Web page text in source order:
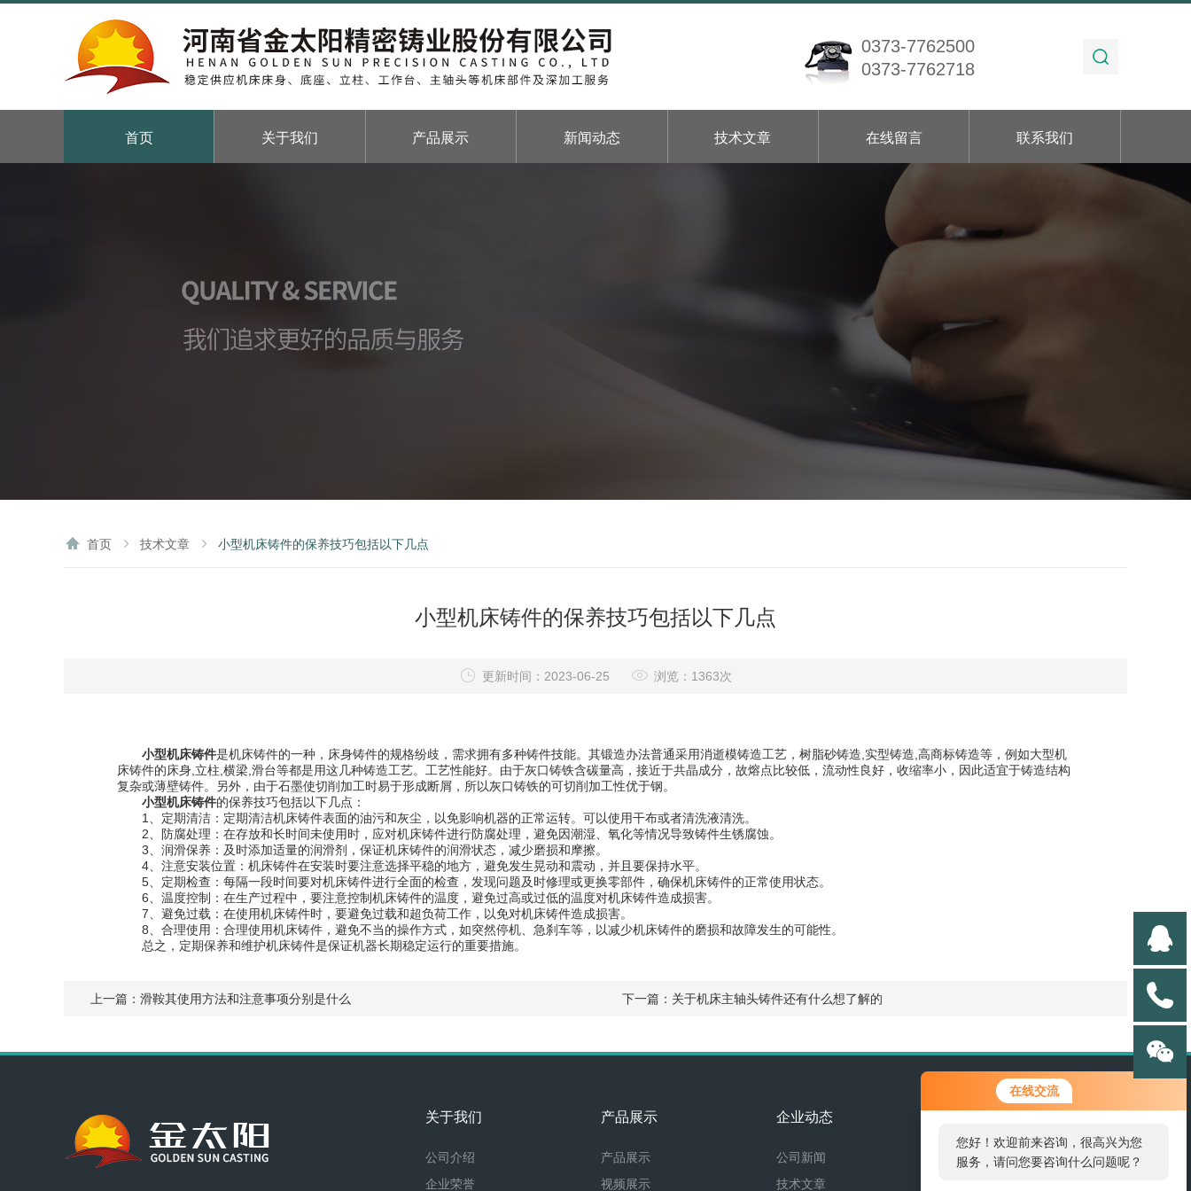
在线交流
您好！欢迎前来咨询，很高兴为您
服务，请问您要咨询什么问题呢？
0373-7762500
0373-7762718
首页 关于我们 产品展示 新闻动态 技术文章 在线留言 联系我们
首页 技术文章 小型机床铸件的保养技巧包括以下几点
小型机床铸件的保养技巧包括以下几点
更新时间：2023-06-25 浏览：1363次
小型机床铸件是机床铸件的一种，床身铸件的规格纷歧，需求拥有多种铸件技能。其锻造办法普通采用消逝模铸造工艺，树脂砂铸造,实型铸造,高商标铸造等，例如大型机
床铸件的床身,立柱,横梁,滑台等都是用这几种铸造工艺。工艺性能好。由于灰口铸铁含碳量高，接近于共晶成分，故熔点比较低，流动性良好，收缩率小，因此适宜于铸造结构
复杂或薄壁铸件。另外，由于石墨使切削加工时易于形成断屑，所以灰口铸铁的可切削加工性优于钢。
小型机床铸件的保养技巧包括以下几点：
1、定期清洁：定期清洁机床铸件表面的油污和灰尘，以免影响机器的正常运转。可以使用干布或者清洗液清洗。
2、防腐处理：在存放和长时间未使用时，应对机床铸件进行防腐处理，避免因潮湿、氧化等情况导致铸件生锈腐蚀。
3、润滑保养：及时添加适量的润滑剂，保证机床铸件的润滑状态，减少磨损和摩擦。
4、注意安装位置：机床铸件在安装时要注意选择平稳的地方，避免发生晃动和震动，并且要保持水平。
5、定期检查：每隔一段时间要对机床铸件进行全面的检查，发现问题及时修理或更换零部件，确保机床铸件的正常使用状态。
6、温度控制：在生产过程中，要注意控制机床铸件的温度，避免过高或过低的温度对机床铸件造成损害。
7、避免过载：在使用机床铸件时，要避免过载和超负荷工作，以免对机床铸件造成损害。
8、合理使用：合理使用机床铸件，避免不当的操作方式，如突然停机、急刹车等，以减少机床铸件的磨损和故障发生的可能性。
总之，定期保养和维护机床铸件是保证机器长期稳定运行的重要措施。
上一篇： 滑鞍其使用方法和注意事项分别是什么 下一篇： 关于机床主轴头铸件还有什么想了解的
关于我们
公司介绍
企业荣誉
产品展示
产品展示
视频展示
企业动态
公司新闻
技术文章
联系方式